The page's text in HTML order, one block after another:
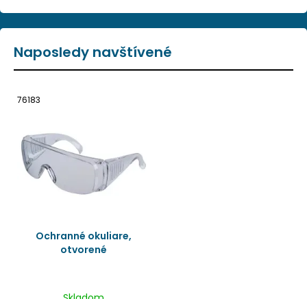
Naposledy navštívené
76183
Ochranné okuliare,
otvorené